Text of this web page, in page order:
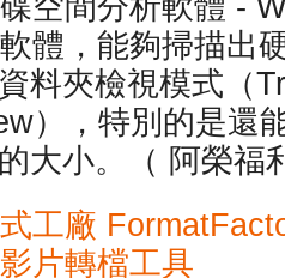
體，能夠掃描出
料夾檢視模式（
），特別的是還
大小。（ 阿榮福
工廠
片轉檔工具